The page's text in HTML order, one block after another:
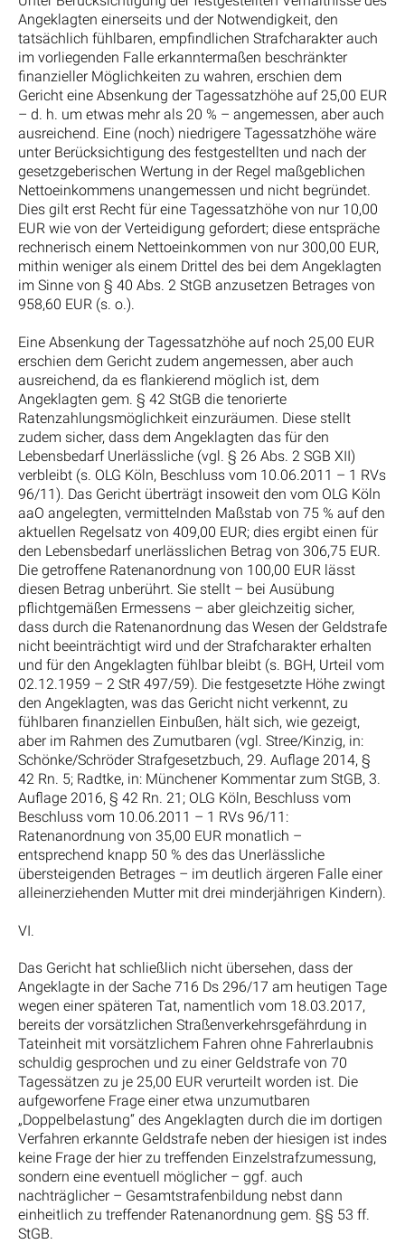
Angeklagten einerseits und der Notwendigkeit, den
tatsächlich fühlbaren, empfindlichen Strafcharakter auch
im vorliegenden Falle erkanntermaßen beschränkter
finanzieller Möglichkeiten zu wahren, erschien dem
Gericht eine Absenkung der Tagessatzhöhe auf 25,00 EUR
– d. h. um etwas mehr als 20 % – angemessen, aber auch
ausreichend. Eine (noch) niedrigere Tagessatzhöhe wäre
unter Berücksichtigung des festgestellten und nach der
gesetzgeberischen Wertung in der Regel maßgeblichen
Nettoeinkommens unangemessen und nicht begründet.
Dies gilt erst Recht für eine Tagessatzhöhe von nur 10,00
EUR wie von der Verteidigung gefordert; diese entspräche
rechnerisch einem Nettoeinkommen von nur 300,00 EUR,
mithin weniger als einem Drittel des bei dem Angeklagten
im Sinne von § 40 Abs. 2 StGB anzusetzen Betrages von
958,60 EUR (s. o.).
Eine Absenkung der Tagessatzhöhe auf noch 25,00 EUR
erschien dem Gericht zudem angemessen, aber auch
ausreichend, da es flankierend möglich ist, dem
Angeklagten gem. § 42 StGB die tenorierte
Ratenzahlungsmöglichkeit einzuräumen. Diese stellt
zudem sicher, dass dem Angeklagten das für den
Lebensbedarf Unerlässliche (vgl. § 26 Abs. 2 SGB XII)
verbleibt (s. OLG Köln, Beschluss vom 10.06.2011 – 1 RVs
96/11). Das Gericht überträgt insoweit den vom OLG Köln
aaO angelegten, vermittelnden Maßstab von 75 % auf den
aktuellen Regelsatz von 409,00 EUR; dies ergibt einen für
den Lebensbedarf unerlässlichen Betrag von 306,75 EUR.
Die getroffene Ratenanordnung von 100,00 EUR lässt
diesen Betrag unberührt. Sie stellt – bei Ausübung
pflichtgemäßen Ermessens – aber gleichzeitig sicher,
dass durch die Ratenanordnung das Wesen der Geldstrafe
nicht beeinträchtigt wird und der Strafcharakter erhalten
und für den Angeklagten fühlbar bleibt (s. BGH, Urteil vom
02.12.1959 – 2 StR 497/59). Die festgesetzte Höhe zwingt
den Angeklagten, was das Gericht nicht verkennt, zu
fühlbaren finanziellen Einbußen, hält sich, wie gezeigt,
aber im Rahmen des Zumutbaren (vgl. Stree/Kinzig, in:
Schönke/Schröder Strafgesetzbuch, 29. Auflage 2014, §
42 Rn. 5; Radtke, in: Münchener Kommentar zum StGB, 3.
Auflage 2016, § 42 Rn. 21; OLG Köln, Beschluss vom
Beschluss vom 10.06.2011 – 1 RVs 96/11:
Ratenanordnung von 35,00 EUR monatlich –
entsprechend knapp 50 % des das Unerlässliche
übersteigenden Betrages – im deutlich ärgeren Falle einer
alleinerziehenden Mutter mit drei minderjährigen Kindern).
VI.
Das Gericht hat schließlich nicht übersehen, dass der
Angeklagte in der Sache 716 Ds 296/17 am heutigen Tage
wegen einer späteren Tat, namentlich vom 18.03.2017,
bereits der vorsätzlichen Straßenverkehrsgefährdung in
Tateinheit mit vorsätzlichem Fahren ohne Fahrerlaubnis
schuldig gesprochen und zu einer Geldstrafe von 70
Tagessätzen zu je 25,00 EUR verurteilt worden ist. Die
aufgeworfene Frage einer etwa unzumutbaren
„Doppelbelastung“ des Angeklagten durch die im dortigen
Verfahren erkannte Geldstrafe neben der hiesigen ist indes
keine Frage der hier zu treffenden Einzelstrafzumessung,
sondern eine eventuell möglicher – ggf. auch
nachträglicher – Gesamtstrafenbildung nebst dann
einheitlich zu treffender Ratenanordnung gem. §§ 53 ff.
StGB.